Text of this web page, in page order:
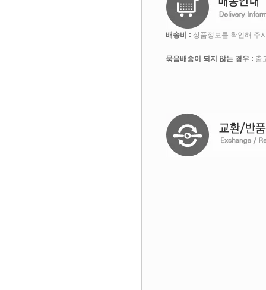
배송비 : 상품정보를 확인해 주
묶음배송이 되지 않는 경우 : 출